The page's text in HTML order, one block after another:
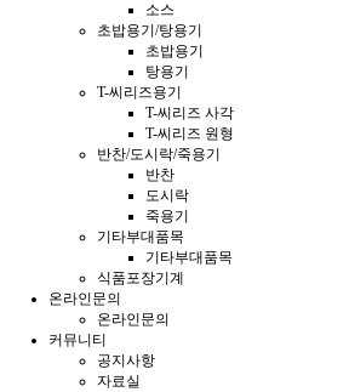
소스
초밥용기/탕용기
초밥용기
탕용기
T-씨리즈용기
T-씨리즈 사각
T-씨리즈 원형
반찬/도시락/죽용기
반찬
도시락
죽용기
기타부대품목
기타부대품목
식품포장기계
온라인문의
온라인문의
커뮤니티
공지사항
자료실